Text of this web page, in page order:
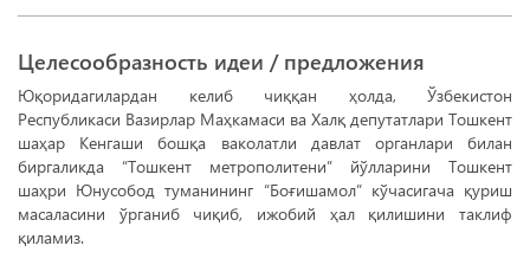
Целесообразность идеи / предложения
Юқоридагилардан келиб чиққан ҳолда, Ўзбекистон
Республикаси Вазирлар Маҳкамаси ва Халқ депутатлари Тошкент
шаҳар Кенгаши бошқа ваколатли давлат органлари билан
биргаликда “Тошкент метрополитени” йўлларини Тошкент
шаҳри Юнусобод туманининг “Боғишамол” кўчасигача қуриш
масаласини ўрганиб чиқиб, ижобий ҳал қилишини таклиф
қиламиз.